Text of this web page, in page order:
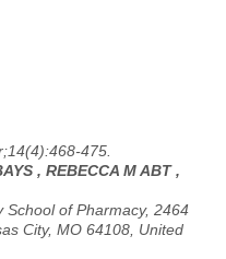
475.
, REBECCA M ABT ,
School of Pharmacy, 2464
City, MO 64108, United